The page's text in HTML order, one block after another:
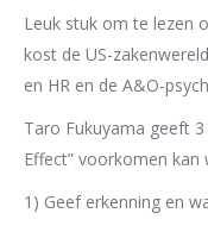
Leuk stuk om te lezen
kost de US-
en HR en de A&O-
Taro Fukuyama geeft
Effect” voorkomen
1) Geef erkenning en